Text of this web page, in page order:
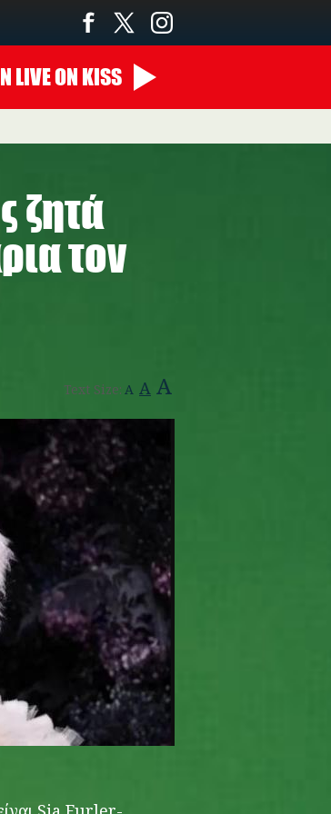
- 07:00
LIVEON KISS
ζητά
τον
Text Size: A A A